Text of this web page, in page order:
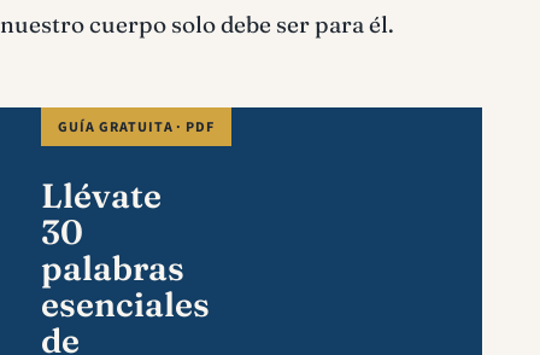
nuestro cuerpo solo debe ser para él.
GUÍA GRATUITA · PDF
Llévate
30
palabras
esenciales
de